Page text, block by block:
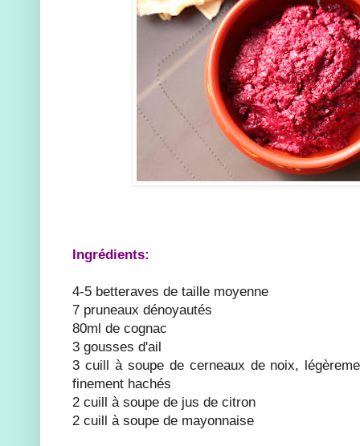
Ingrédients:
4-5 betteraves de taille moyenne
7 pruneaux dénoyautés
80ml de cognac
3 gousses d'ail
3 cuill à soupe de cerneaux de noix,
finement hachés
2 cuill à soupe de jus de citron
2 cuill à soupe de mayonnaise